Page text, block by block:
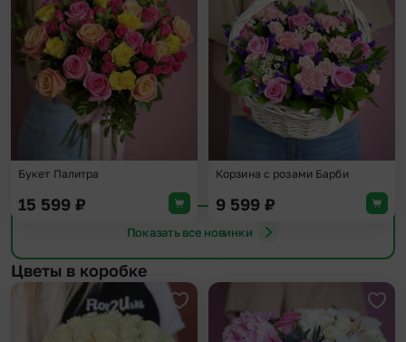
Добавить в избранное
Букет Палитра
15 599 ₽
Корзина с розами Барби
9 599 ₽
Показать все новинки
Цветы в коробке
Добавить в избранное